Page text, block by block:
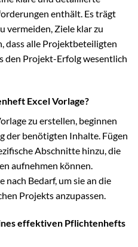
enthält. Es trägt
vermeiden, Ziele klar zu
dass alle Projektbeteiligten
den Projekt-Erfolg wesentlich
Excel Vorlage?
zu erstellen, beginnen
der benötigten Inhalte. Fügen
Abschnitte hinzu, die
aufnehmen können.
nach Bedarf, um sie an die
Projekts anzupassen.
effektiven Pflichtenhefts